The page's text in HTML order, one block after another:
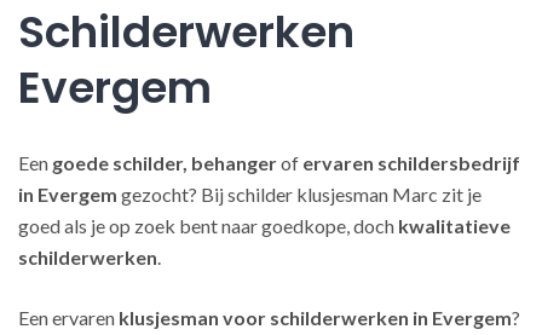
Schilderwerken
Evergem
Een goede schilder, behangerof ervaren schildersbedrijf
in Evergem gezocht? Bij schilder klusjesman Marc zit je
goed als je op zoek bent naar goedkope, doch kwalitatieve
schilderwerken.
Een ervaren klusjesman voor schilderwerken in Evergem?